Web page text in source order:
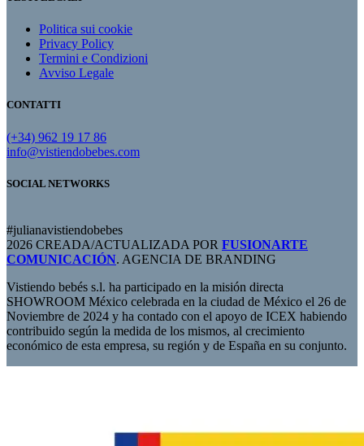
Politica sui cookie
Privacy Policy
Termini e Condizioni
Avviso Legale
CONTATTI
(+34) 962 19 17 86
info@vistiendobebes.com
SOCIAL NETWORKS
#julianavistiendobebes
2026 CREADA/ACTUALIZADA POR FUSIONARTE
COMUNICACIÓN. AGENCIA DE BRANDING
Vistiendo bebés s.l. ha participado en la misión directa
SHOWROOM México celebrada en la ciudad de México el 26 de
Noviembre de 2024 y ha contado con el apoyo de ICEX habiendo
contribuido según la medida de los mismos, al crecimiento
económico de esta empresa, su región y de España en su conjunto.